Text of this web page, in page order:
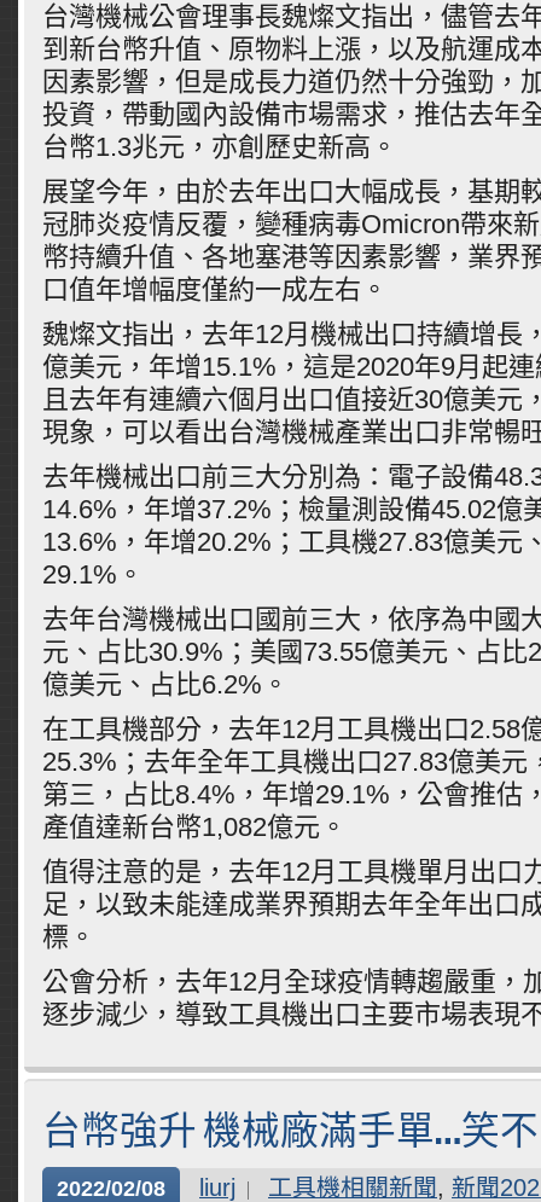
台灣機械公會理事長魏燦文指出，儘管去
到新台幣升值、原物料上漲，以及航運成
因素影響，但是成長力道仍然十分強勁，
投資，帶動國內設備市場需求，推估去年
台幣1.3兆元，亦創歷史新高。
展望今年，由於去年出口大幅成長，基期
冠肺炎疫情反覆，變種病毒Omicron帶來
幣持續升值、各地塞港等因素影響，業界
口值年增幅度僅約一成左右。
魏燦文指出，去年12月機械出口持續增長
億美元，年增15.1%，這是2020年9月起
且去年有連續六個月出口值接近30億美元
現象，可以看出台灣機械產業出口非常暢
去年機械出口前三大分別為：電子設備
14.6%，年增37.2%；檢量測設備45.02億
13.6%，年增20.2%；工具機27.83億美元
29.1%。
去年台灣機械出口國前三大，依序為中國
元、占比30.9%；美國73.55億美元、占比
億美元、占比6.2%。
在工具機部分，去年12月工具機出口2.58
25.3%；去年全年工具機出口27.83億美元
第三，占比8.4%，年增29.1%，公會推估
產值達新台幣1,082億元。
值得注意的是，去年12月工具機單月出口
足，以致未能達成業界預期去年全年出口
標。
公會分析，去年12月全球疫情轉趨嚴重，
逐步減少，導致工具機出口主要市場表現
台幣強升 機械廠滿手單…笑
2022/02/08 liurj 工具機相關新聞, 新聞